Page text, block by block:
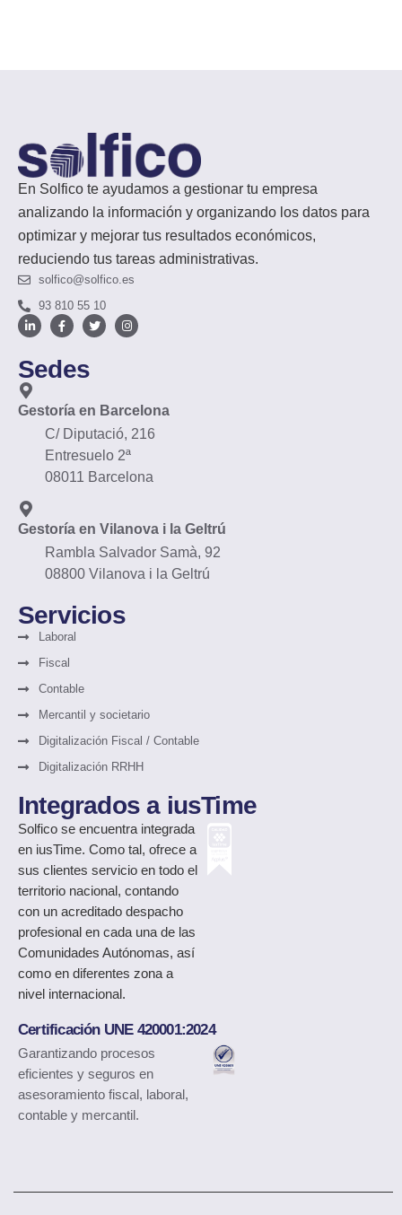
En Solfico te ayudamos a gestionar tu empresa
analizando la información y organizando los datos para
optimizar y mejorar tus resultados económicos,
reduciendo tus tareas administrativas.
solfico@solfico.es
93 810 55 10
Sedes
Gestoría en Barcelona
C/ Diputació, 216
Entresuelo 2ª
08011 Barcelona
Gestoría en Vilanova i la Geltrú
Rambla Salvador Samà, 92
08800 Vilanova i la Geltrú
Servicios
Laboral
Fiscal
Contable
Mercantil y societario
Digitalización Fiscal / Contable
Digitalización RRHH
Integrados a iusTime
Solfico se encuentra integrada
en iusTime. Como tal, ofrece a
sus clientes servicio en todo el
territorio nacional, contando
con un acreditado despacho
profesional en cada una de las
Comunidades Autónomas, así
como en diferentes zona a
nivel internacional.
Certificación UNE 420001:2024
Garantizando procesos
eficientes y seguros en
asesoramiento fiscal, laboral,
contable y mercantil.